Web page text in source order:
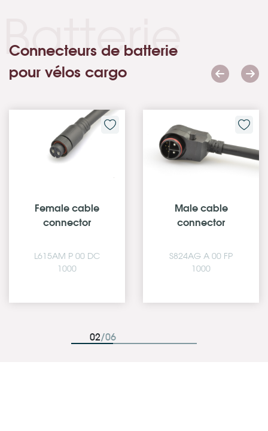
Connecteurs de batterie
pour vélos cargo
Batterie
Male cable
connector, self-
S824BG A 00 FR
Female panel
mount
S824AM C 03 FQ
03/06